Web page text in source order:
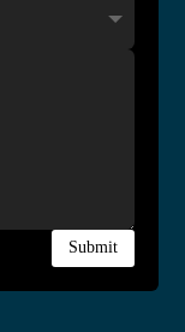
Submit